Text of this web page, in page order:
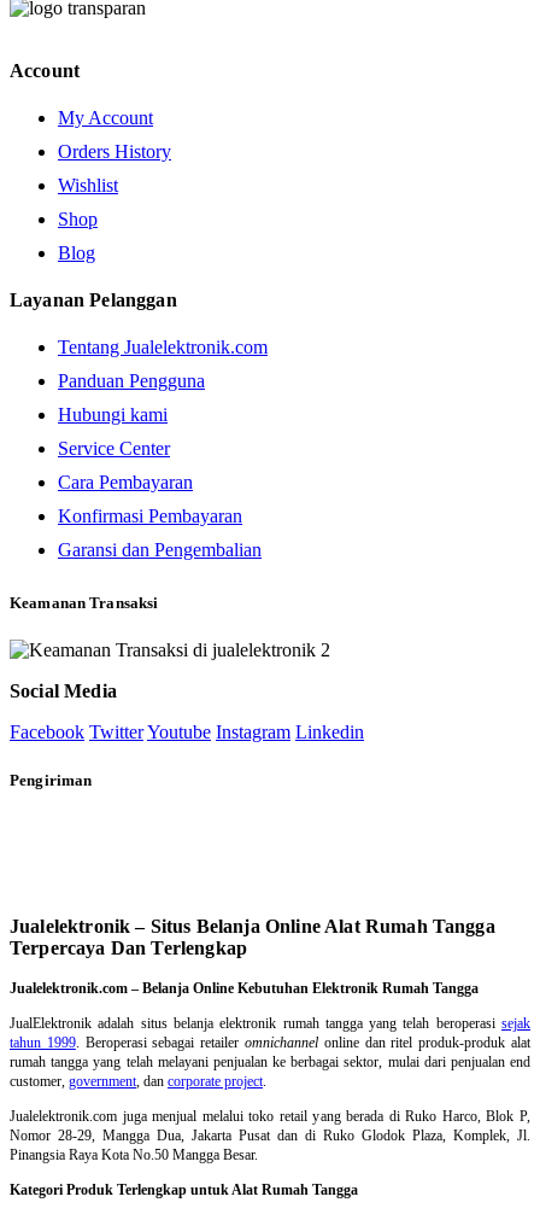
Account
My Account
Orders History
Wishlist
Shop
Blog
Layanan Pelanggan
Tentang Jualelektronik.com
Panduan Pengguna
Hubungi kami
Service Center
Cara Pembayaran
Konfirmasi Pembayaran
Garansi dan Pengembalian
Keamanan Transaksi
Social Media
Facebook TwitterYoutube Instagram Linkedin
Pengiriman
Jualelektronik – Situs Belanja Online Alat Rumah Tangga
Terpercaya Dan Terlengkap
Jualelektronik.com – Belanja Online Kebutuhan Elektronik Rumah Tangga
JualElektronik adalah situs belanja elektronik rumah tanggayang telah beroperasisejak
tahun 1999. Beroperasi sebagai retaileromnichannel online dan ritel produk-produk alat
rumah tangga yang telah melayani penjualan ke berbagai sektor, mulai dari penjualan end
customer, government , dan corporate project
Jualelektronik.com juga menjual melalui toko retail yang berada di Ruko Harco, Blok P,
Nomor 28-29, Mangga Dua, Jakarta Pusat dan di Ruko Glodok Plaza, Komplek, Jl.
Pinangsia Raya Kota No.50 Mangga Besar.
Kategori Produk Terlengkap untuk Alat Rumah Tangga